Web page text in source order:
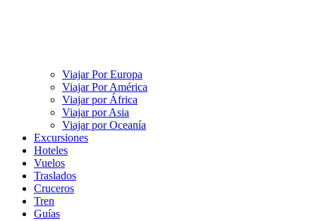
Viajar Por Europa
Viajar Por América
Viajar por África
Viajar por Asia
Viajar por Oceanía
Excursiones
Hoteles
Vuelos
Traslados
Cruceros
Tren
Guías